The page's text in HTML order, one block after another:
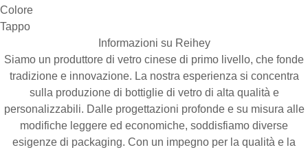
Colore
Tappo
Informazioni su Reihey
Siamo un produttore di vetro cinese di primo livello, che fonde
tradizione e innovazione. La nostra esperienza si concentra
sulla produzione di bottiglie di vetro di alta qualità e
personalizzabili. Dalle progettazioni profonde e su misura alle
modifiche leggere ed economiche, soddisfiamo diverse
esigenze di packaging. Con un impegno per la qualità e la